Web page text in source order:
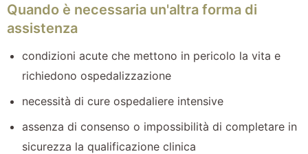
Quando è necessaria un'altra forma di
assistenza
condizioni acute che mettono in pericolo la vita e
richiedono ospedalizzazione
necessità di cure ospedaliere intensive
assenza di consenso o impossibilità di completare in
sicurezza la qualificazione clinica